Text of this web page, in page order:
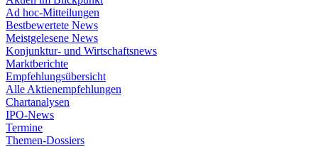
Ad hoc-Mitteilungen
Bestbewertete News
Meistgelesene News
Konjunktur- und Wirtschaftsnews
Marktberichte
Empfehlungsübersicht
Alle Aktienempfehlungen
Chartanalysen
IPO-News
Termine
Themen-Dossiers